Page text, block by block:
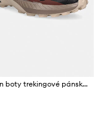
Salomon boty trekingové pánské SPEEDCROSS PEAK GTX